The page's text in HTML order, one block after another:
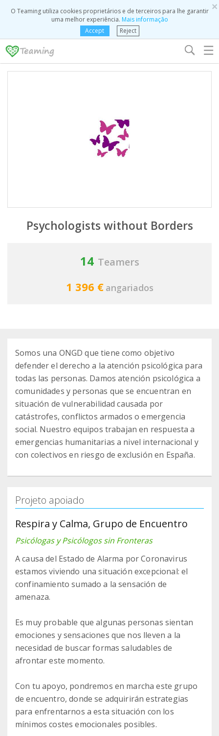
×
O Teaming utiliza cookies proprietários e de terceiros para lhe garantir
uma melhor experiência. Mais informação
Accept
Reject
☰
Psychologists without Borders
14 Teamers
1 396 € angariados
Somos una ONGD que tiene como objetivo
defender el derecho a la atención psicológica para
todas las personas. Damos atención psicológica a
comunidades y personas que se encuentran en
situación de vulnerabilidad causada por
catástrofes, conflictos armados o emergencia
social. Nuestro equipos trabajan en respuesta a
emergencias humanitarias a nivel internacional y
con colectivos en riesgo de exclusión en España.
Projeto apoiado
Respira y Calma, Grupo de Encuentro
Psicólogas y Psicólogos sin Fronteras
A causa del Estado de Alarma por Coronavirus
estamos viviendo una situación excepcional: el
confinamiento sumado a la sensación de
amenaza.
Es muy probable que algunas personas sientan
emociones y sensaciones que nos lleven a la
necesidad de buscar formas saludables de
afrontar este momento.
Con tu apoyo, pondremos en marcha este grupo
de encuentro, donde se adquirirán estrategias
para enfrentarnos a esta situación con los
mínimos costes emocionales posibles.